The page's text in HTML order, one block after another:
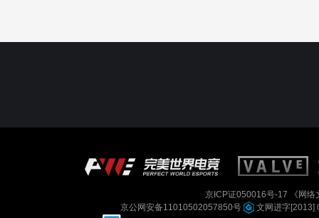
京ICP证050016号-17
《网
京公网安备11010502057850号
文网进字[2013]